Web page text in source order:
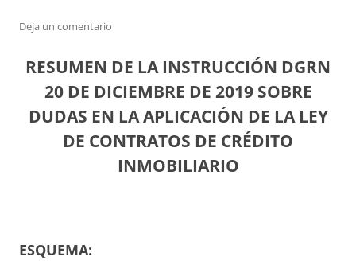
Deja un comentario
RESUMEN DE LA INSTRUCCIÓN DGRN
20 DE DICIEMBRE DE 2019 SOBRE
DUDAS EN LA APLICACIÓN DE LA LEY
DE CONTRATOS DE CRÉDITO
INMOBILIARIO
ESQUEMA: